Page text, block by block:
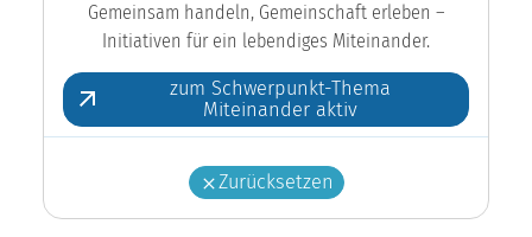
Gemeinsam handeln, Gemeinschaft erleben –
Initiativen für ein lebendiges Miteinander.
zum Schwerpunkt-Thema
Miteinander aktiv
Zurücksetzen